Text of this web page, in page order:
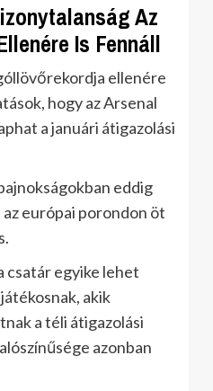
Az
Is Fennáll
ellenére
hogy az Arsenal
a januári átigazolási
eddig
európai porondon öt
csatár egyike lehet
akik
a téli átigazolási
azonban